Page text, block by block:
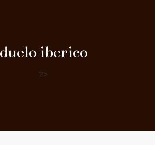
duelo iberico
?>